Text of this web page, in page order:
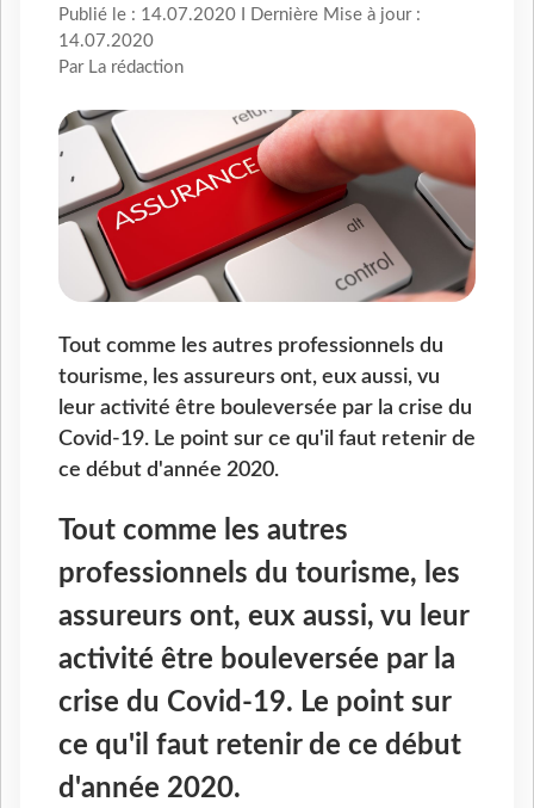
Publié le : 14.07.2020 I Dernière Mise à jour :
14.07.2020
Par La rédaction
Tout comme les autres professionnels du
tourisme, les assureurs ont, eux aussi, vu
leur activité être bouleversée par la crise du
Covid-19. Le point sur ce qu'il faut retenir de
ce début d'année 2020.
Tout comme les autres
professionnels du tourisme, les
assureurs ont, eux aussi, vu leur
activité être bouleversée par la
crise du Covid-19. Le point sur
ce qu'il faut retenir de ce début
d'année 2020.